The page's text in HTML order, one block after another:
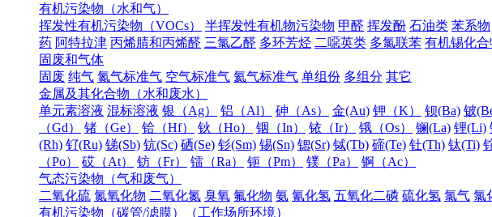
有机污染物（水和气）
挥发性有机污染物（VOCs）
半挥发性有机物污染物 甲醛 挥发酚 石油类 苯系物
药 阿特拉津 丙烯腈和丙烯醛 三氯乙醛 多环芳烃 二噁英类 多氯联苯 有机锡化合
固废和气体
固废 纯气 氮气标准气 空气标准气 氦气标准气 单组份 多组分 其它
金属及其化合物（水和废水）
单元素溶液 混标溶液 银（Ag） 铝（Al） 砷（As） 金(Au) 钾（K） 钡(Ba) 铍
（Gd）
锗（Ge） 铪（Hf） 钬（Ho） 铟（In） 铱（Ir） 锇（Os） 镧(La) 锂(Li)
(Rh) 钌(Ru) 锑(Sb) 钪(Sc) 硒(Se) 钐(Sm) 锡(Sn) 锶(Sr) 铽(Tb) 碲(Te) 钍(Th) 钛(Ti)
（Po）
砹（At） 钫（Fr） 镭（Ra） 钷（Pm） 镤（Pa）
锕（Ac）
气态污染物（气和废气）
二氧化硫 氮氧化物 二氧化氮 臭氧 氟化物 氨 氰化氢 五氧化二磷 硫化氢 氯气 氯
有机污染物（碳管/滤膜）（工作场所环境）